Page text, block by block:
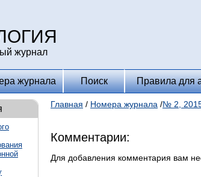
журнал
журнала Поиск Правила для
Главная / Номера журнала /№ 2,
Комментарии:
Для добавления комментария вам